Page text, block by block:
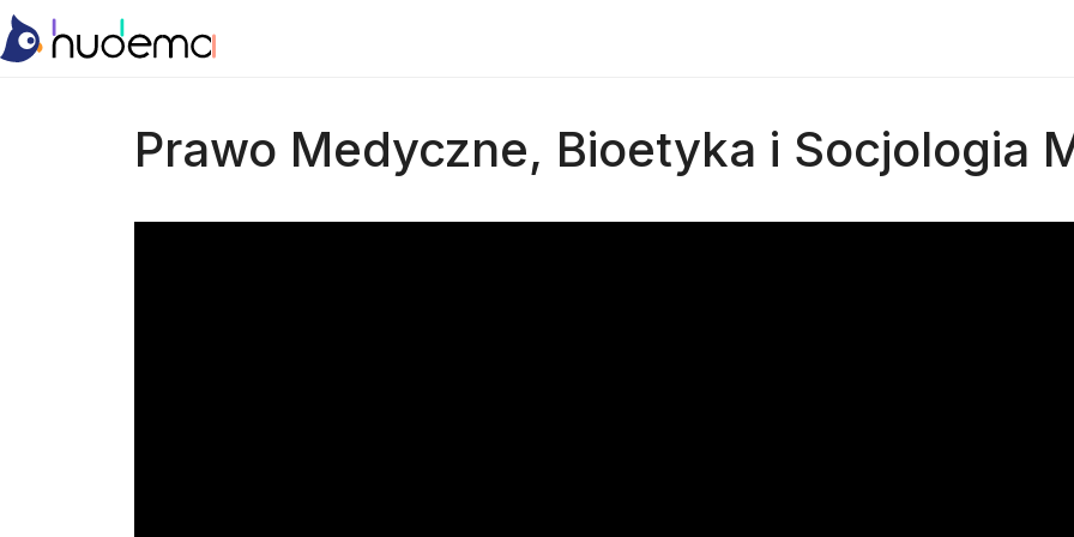
Prawo Medyczne, Bioetyka i Socjologia